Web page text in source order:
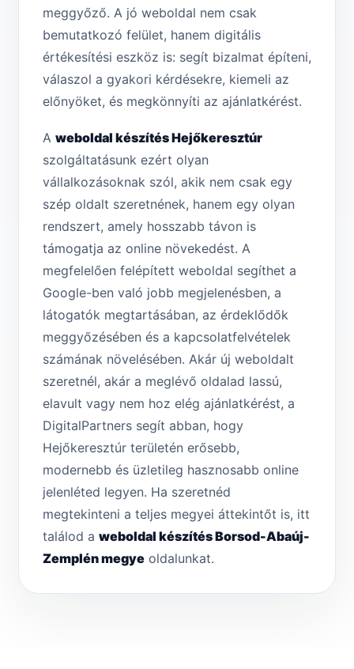
meggyőző. A jó weboldal nem csak
bemutatkozó felület, hanem digitális
értékesítési eszköz is: segít bizalmat építeni,
válaszol a gyakori kérdésekre, kiemeli az
előnyöket, és megkönnyíti az ajánlatkérést.
A weboldal készítés Hejőkeresztúr
szolgáltatásunk ezért olyan
vállalkozásoknak szól, akik nem csak egy
szép oldalt szeretnének, hanem egy olyan
rendszert, amely hosszabb távon is
támogatja az online növekedést. A
megfelelően felépített weboldal segíthet a
Google-ben való jobb megjelenésben, a
látogatók megtartásában, az érdeklődők
meggyőzésében és a kapcsolatfelvételek
számának növelésében. Akár új weboldalt
szeretnél, akár a meglévő oldalad lassú,
elavult vagy nem hoz elég ajánlatkérést, a
DigitalPartners segít abban, hogy
Hejőkeresztúr területén erősebb,
modernebb és üzletileg hasznosabb online
jelenléted legyen. Ha szeretnéd
megtekinteni a teljes megyei áttekintőt is, itt
találod a weboldal készítés Borsod-Abaúj-
Zemplén megye oldalunkat.